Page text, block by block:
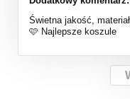
Świetna jakość,
🩷 Najlepsze koszule